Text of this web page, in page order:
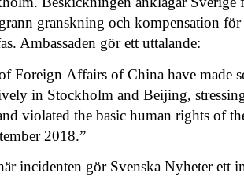
granskning och kompensation för
Ambassaden gör ett uttalande:
Foreign Affairs of China have made
in Stockholm and Beijing,
violated the basic human rights of
2018.”
incidenten gör Svenska Nyheter ett